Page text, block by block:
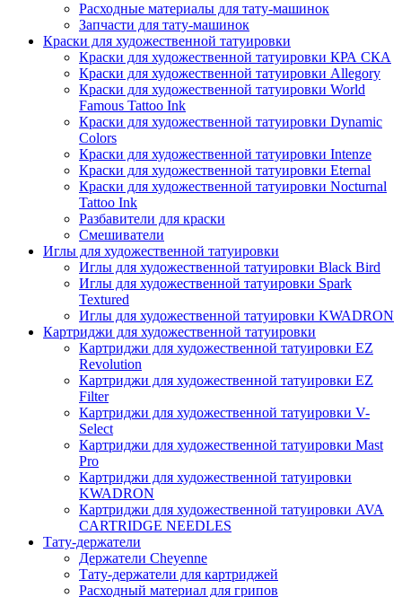
Расходные материалы для тату-машинок
Запчасти для тату-машинок
Краски для художественной татуировки
Краски для художественной татуировки КРА СКА
Краски для художественной татуировки Allegory
Краски для художественной татуировки World
Famous Tattoo Ink
Краски для художественной татуировки Dynamic
Colors
Краски для художественной татуировки Intenze
Краски для художественной татуировки Eternal
Краски для художественной татуировки Nocturnal
Tattoo Ink
Разбавители для краски
Смешиватели
Иглы для художественной татуировки
Иглы для художественной татуировки Black Bird
Иглы для художественной татуировки Spark
Textured
Иглы для художественной татуировки KWADRON
Картриджи для художественной татуировки
Картриджи для художественной татуировки EZ
Revolution
Картриджи для художественной татуировки EZ
Filter
Картриджи для художественной татуировки V-
Select
Картриджи для художественной татуировки Mast
Pro
Картриджи для художественной татуировки
KWADRON
Картриджи для художественной татуировки AVA
CARTRIDGE NEEDLES
Тату-держатели
Держатели Cheyenne
Тату-держатели для картриджей
Расходный материал для грипов